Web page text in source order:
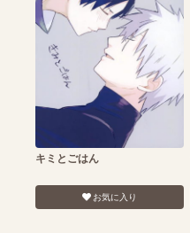
キミとごはん
お気に入り